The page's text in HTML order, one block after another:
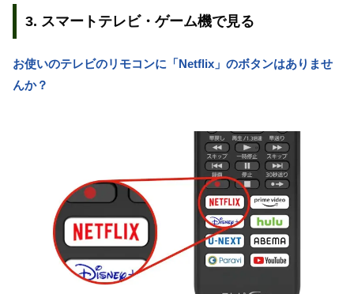
3. スマートテレビ・ゲーム機で見る
お使いのテレビのリモコンに「Netflix」のボタンはありませ
んか？